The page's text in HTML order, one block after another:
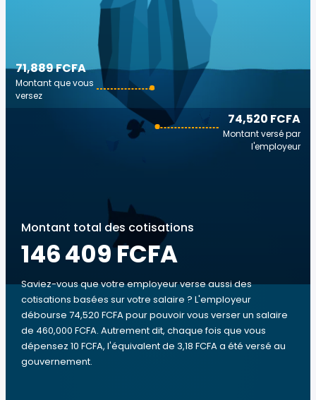
74,520 FCFA
Montant versé par
l'employeur
71,889 FCFA
Montant que vous
versez
Montant total des cotisations
146 409 FCFA
Saviez-vous que votre employeur verse aussi des
cotisations basées sur votre salaire ? L'employeur
débourse 74,520 FCFA pour pouvoir vous verser un salaire
de 460,000 FCFA. Autrement dit, chaque fois que vous
dépensez 10 FCFA, l'équivalent de 3,18 FCFA a été versé au
gouvernement.